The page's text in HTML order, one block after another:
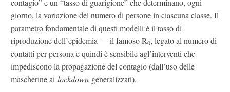
contagio” e un “tasso di guarigione” che determinano, ogni
giorno, la variazione del numero di persone in ciascuna classe. Il
parametro fondamentale di questi modelli è il tasso di
riproduzione dell’epidemia — il famoso R0, legato al numero di
contatti per persona e quindi è sensibile agl’interventi che
impediscono la propagazione del contagio (dall’uso delle
mascherine ai lockdown generalizzati).